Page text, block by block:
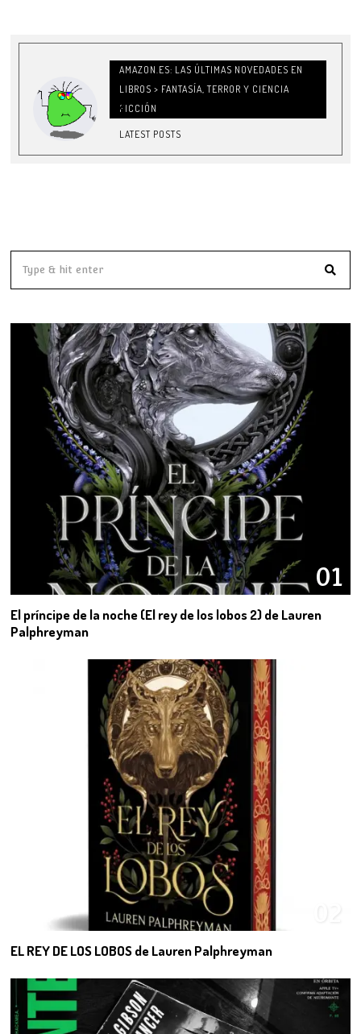
AMAZON.ES: LAS ÚLTIMAS NOVEDADES EN
LIBROS > FANTASÍA, TERROR Y CIENCIA
FICCIÓN
LATEST POSTS
01
El príncipe de la noche (El rey de los lobos 2) de Lauren
Palphreyman
EL REY DE LOS LOBOS de Lauren Palphreyman